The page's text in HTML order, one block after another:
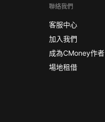
聯絡我們
客服中心
加入我們
成為CMoney作者
場地租借